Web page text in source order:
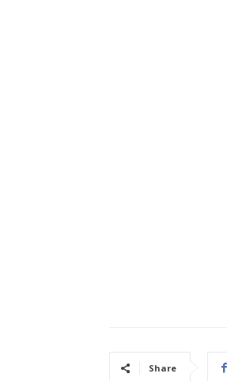
Share